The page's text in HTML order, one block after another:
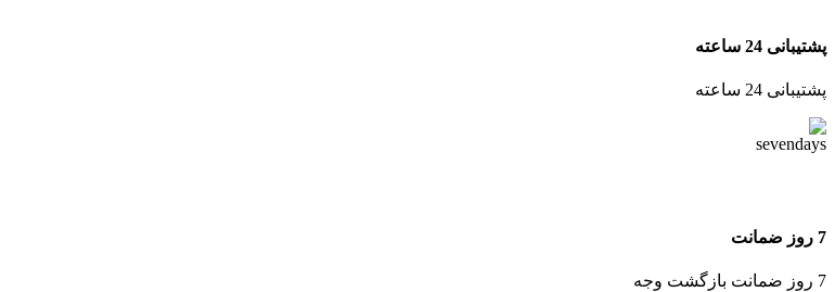
پشتیبانی 24 ساعته
پشتیبانی 24 ساعته
7 روز ضمانت
7 روز ضمانت بازگشت وجه